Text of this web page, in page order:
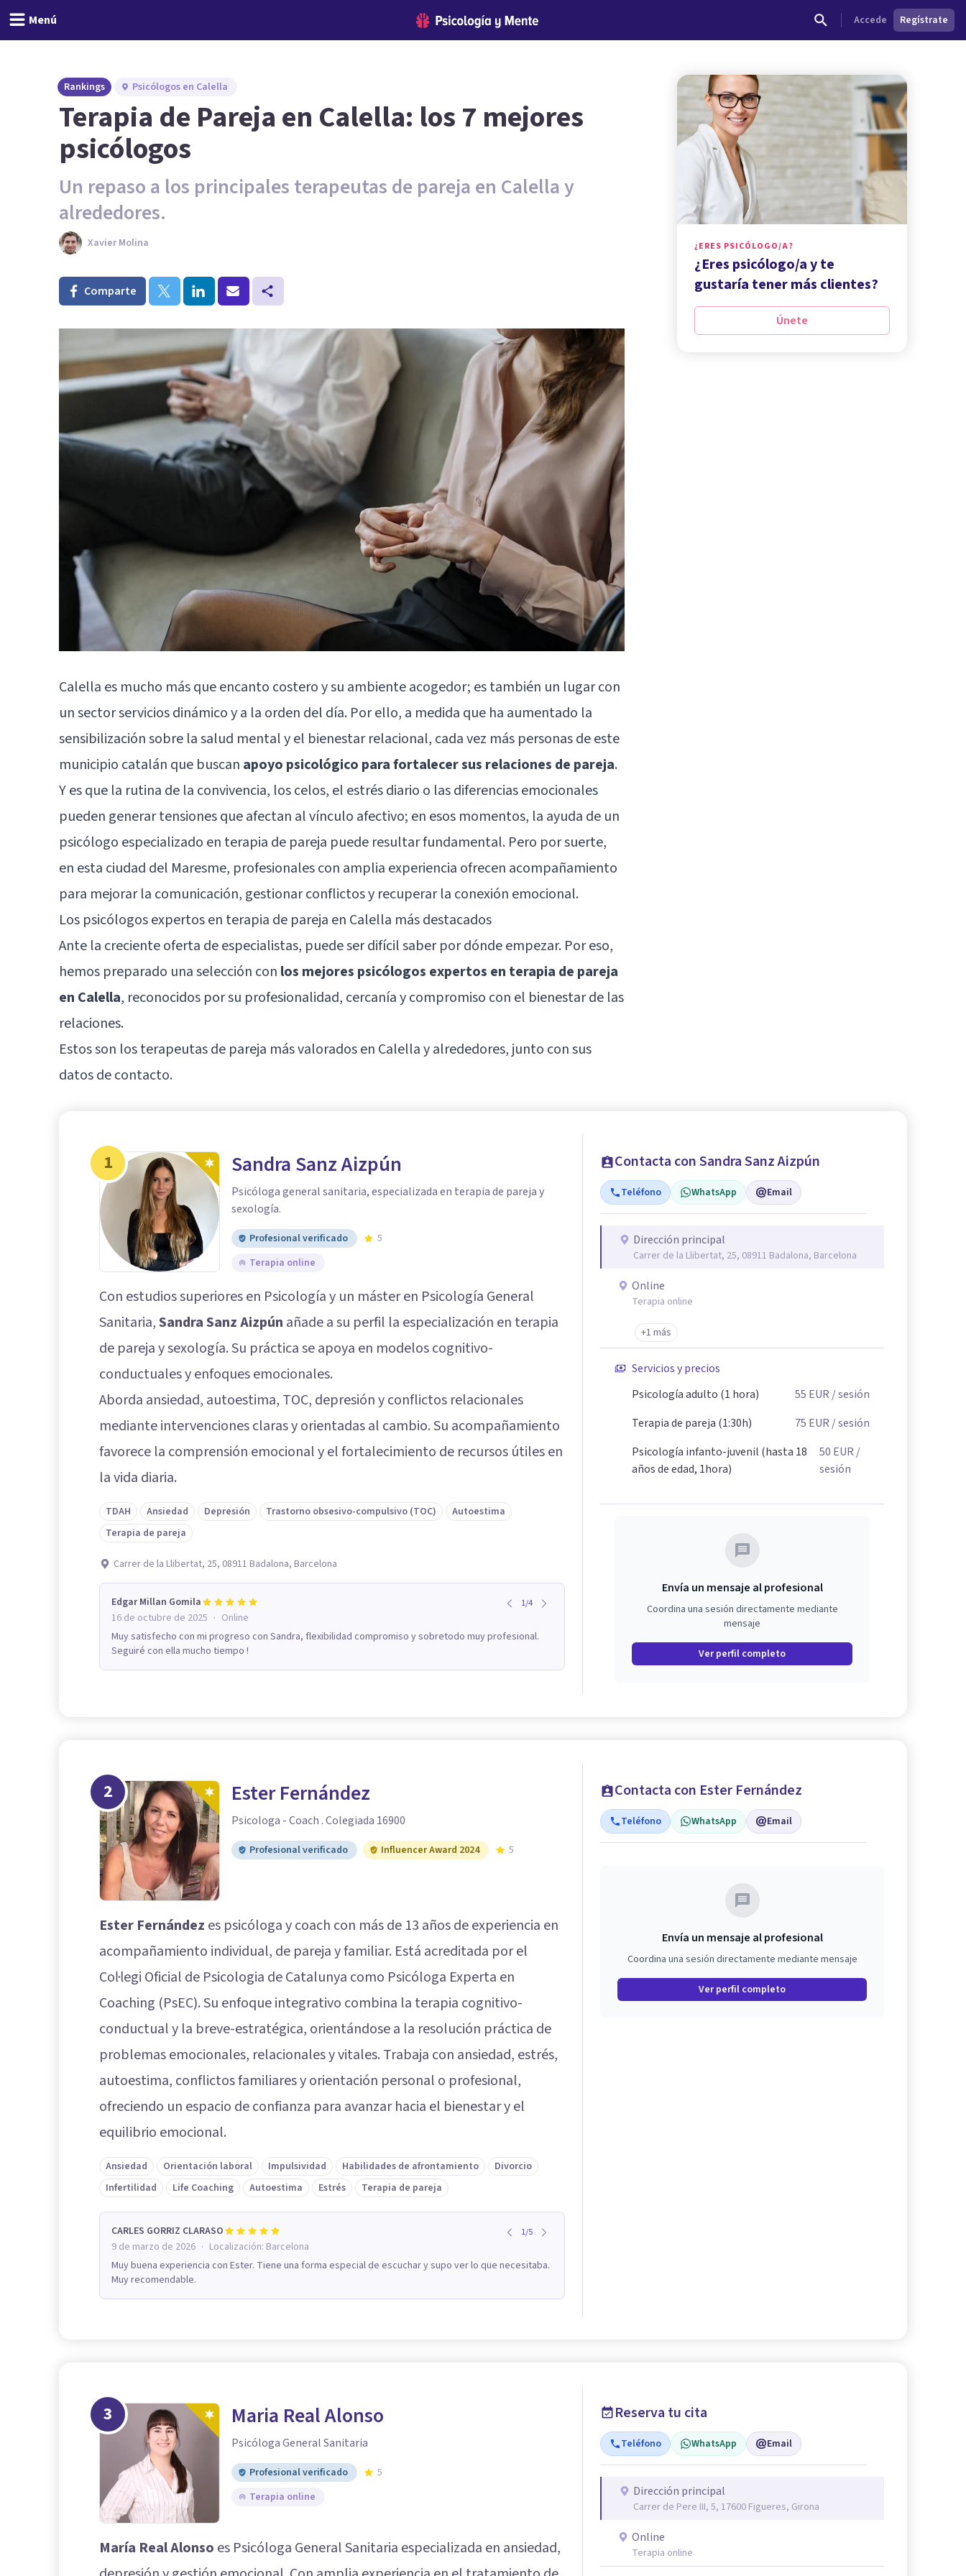
Menú Accede Regístrate
Rankings Psicólogos en Calella
Terapia de Pareja en Calella: los 7 mejores
psicólogos
Un repaso a los principales terapeutas de pareja en Calella y
alrededores.
Xavier Molina
Comparte
Calella es mucho más que encanto costero y su ambiente acogedor; es también un lugar con
un sector servicios dinámico y a la orden del día. Por ello, a medida que ha aumentado la
sensibilización sobre la salud mental y el bienestar relacional, cada vez más personas de este
municipio catalán que buscan apoyo psicológico para fortalecer sus relaciones de pareja.
Y es que la rutina de la convivencia, los celos, el estrés diario o las diferencias emocionales
pueden generar tensiones que afectan al vínculo afectivo; en esos momentos, la ayuda de un
psicólogo especializado en terapia de pareja puede resultar fundamental. Pero por suerte,
en esta ciudad del Maresme, profesionales con amplia experiencia ofrecen acompañamiento
para mejorar la comunicación, gestionar conflictos y recuperar la conexión emocional.
Los psicólogos expertos en terapia de pareja en Calella más destacados
Ante la creciente oferta de especialistas, puede ser difícil saber por dónde empezar. Por eso,
hemos preparado una selección con los mejores psicólogos expertos en terapia de pareja
en Calella, reconocidos por su profesionalidad, cercanía y compromiso con el bienestar de las
relaciones.
Estos son los terapeutas de pareja más valorados en Calella y alrededores, junto con sus
datos de contacto.
¿ERES PSICÓLOGO/A?
¿Eres psicólogo/a y te
gustaría tener más clientes?
Únete
1 Sandra Sanz Aizpún
Psicóloga general sanitaria, especializada en terapia de pareja y
sexología.
Profesional verificado
5
Terapia online
Con estudios superiores en Psicología y un máster en Psicología General
Sanitaria,Sandra Sanz Aizpún añade a su perfil la especialización en terapia
de pareja y sexología. Su práctica se apoya en modelos cognitivo-
conductuales y enfoques emocionales.
Aborda ansiedad, autoestima, TOC, depresión y conflictos relacionales
mediante intervenciones claras y orientadas al cambio. Su acompañamiento
favorece la comprensión emocional y el fortalecimiento de recursos útiles en
la vida diaria.
TDAH Ansiedad Depresión Trastorno obsesivo-compulsivo (TOC)
Autoestima
Terapia de pareja
Carrer de la Llibertat, 25, 08911 Badalona, Barcelona
Edgar Millan Gomila 1/4
16 de octubre de 2025 · Online
Muy satisfecho con mi progreso con Sandra, flexibilidad compromiso y sobretodo muy profesional.
Seguiré con ella mucho tiempo !
Contacta con Sandra Sanz Aizpún
Teléfono WhatsApp Email
Dirección principal
Carrer de la Llibertat, 25, 08911 Badalona, Barcelona
Online
Terapia online
+1 más
Servicios y precios
Psicología adulto (1 hora)
55 EUR / sesión
Terapia de pareja (1:30h)
75 EUR / sesión
Psicología infanto-juvenil (hasta 18
años de edad, 1hora)
50 EUR /
sesión
Envía un mensaje al profesional
Coordina una sesión directamente mediante
mensaje
Ver perfil completo
2 Ester Fernández
Psicologa - Coach . Colegiada 16900
Profesional verificado Influencer Award 2024 5
Ester Fernández es psicóloga y coach con más de 13 años de experiencia en
acompañamiento individual, de pareja y familiar. Está acreditada por el
Col·legi Oficial de Psicologia de Catalunya como Psicóloga Experta en
Coaching (PsEC). Su enfoque integrativo combina la terapia cognitivo-
conductual y la breve-estratégica, orientándose a la resolución práctica de
problemas emocionales, relacionales y vitales. Trabaja con ansiedad, estrés,
autoestima, conflictos familiares y orientación personal o profesional,
ofreciendo un espacio de confianza para avanzar hacia el bienestar y el
equilibrio emocional.
Ansiedad Orientación laboral Impulsividad Habilidades de afrontamiento
Divorcio
Infertilidad
Life Coaching Autoestima Estrés Terapia de pareja
CARLES GORRIZ CLARASO 1/5
9 de marzo de 2026 · Localización: Barcelona
Muy buena experiencia con Ester. Tiene una forma especial de escuchar y supo ver lo que necesitaba.
Muy recomendable.
Contacta con Ester Fernández
Teléfono WhatsApp Email
Envía un mensaje al profesional
Coordina una sesión directamente mediante mensaje
Ver perfil completo
3 Maria Real Alonso
Psicóloga General Sanitaria
Profesional verificado
5
Terapia online
María Real Alonso es Psicóloga General Sanitaria especializada en ansiedad,
Reserva tu cita
Teléfono WhatsApp Email
Dirección principal
Carrer de Pere III, 5, 17600 Figueres, Girona
Online
Terapia online